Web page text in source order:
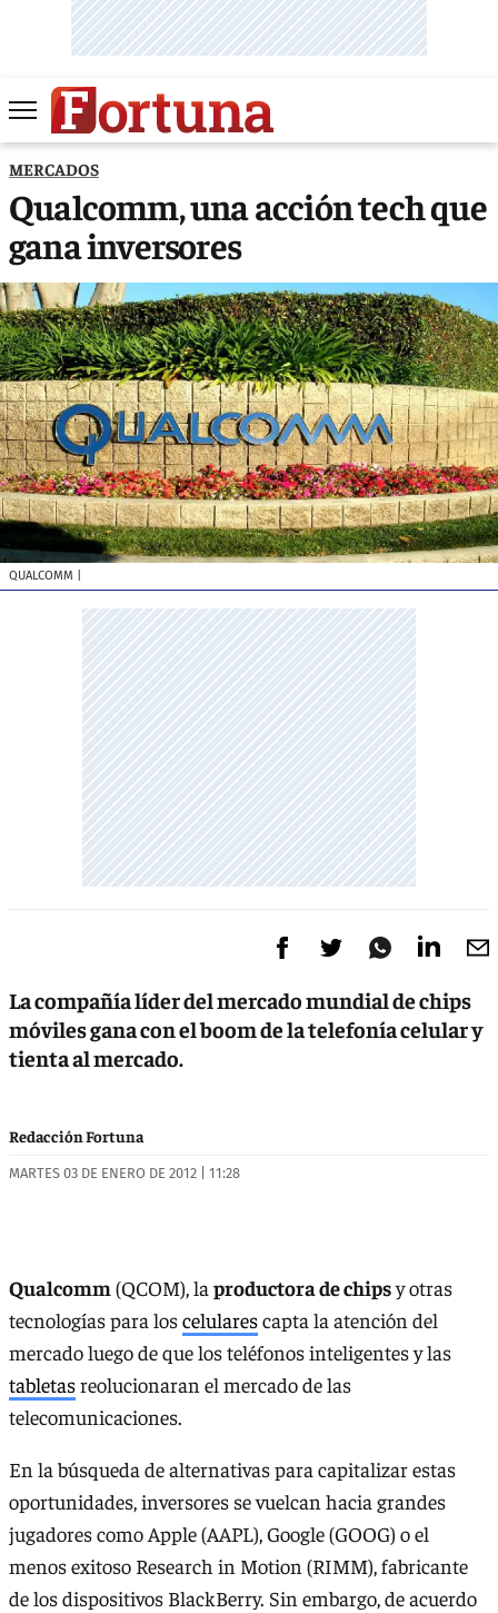
MERCADOS
Qualcomm, una acción tech que
gana inversores
QUALCOMM
La compañía líder del mercado mundial de chips
móviles gana con el boom de la telefonía celular y
tienta al mercado.
Redacción Fortuna
MARTES 03 DE ENERO DE 2012 | 11:28
Qualcomm (QCOM), la productora de chipsy otras
tecnologías para loscelularescapta la atención del
mercado luego de que los teléfonos inteligentes y las
tabletasreolucionaran el mercado de las
telecomunicaciones.
En la búsqueda de alternativas para capitalizar estas
oportunidades, inversores se vuelcan hacia grandes
jugadores como Apple (AAPL), Google (GOOG) o el
menos exitoso Research in Motion (RIMM), fabricante
de los dispositivos BlackBerry. Sin embargo, de acuerdo